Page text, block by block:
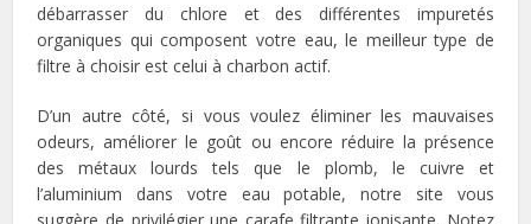
débarrasser du chlore et des différentes impuretés
organiques qui composent votre eau, le meilleur type de
filtre à choisir est celui à charbon actif.
D’un autre côté, si vous voulez éliminer les mauvaises
odeurs, améliorer le goût ou encore réduire la présence
des métaux lourds tels que le plomb, le cuivre et
l’aluminium dans votre eau potable, notre site vous